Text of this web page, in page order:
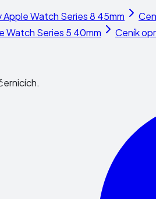
Apple Watch Series 8 45mm
Watch Series 5 40mm Ceník